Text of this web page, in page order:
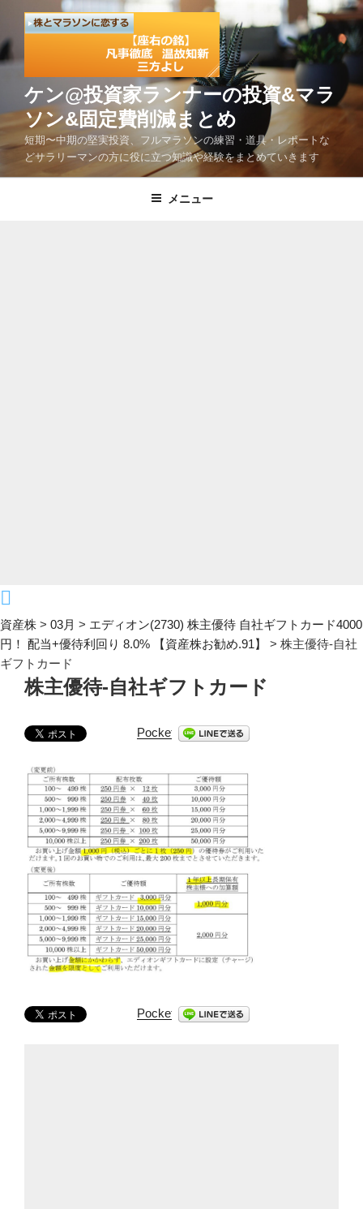
テ
ン
ス
キ
ケン@投資家ランナーの投資&マラ
ソン&固定費削減まとめ
短期〜中期の堅実投資、フルマラソンの練習・道具・レポートな
どサラリーマンの方に役に立つ知識や経験をまとめていきます
メニュー
資産株 > 03月 > エディオン(2730) 株主優待 自社ギフトカード4000
円！ 配当+優待利回り 8.0% 【資産株お勧め.91】
> 株主優待-自社
ギフトカード
株主優待-自社ギフトカード
Pocket
Pocket